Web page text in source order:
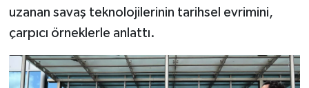
uzanan savaş teknolojilerinin tarihsel evrimini,
çarpıcı örneklerle anlattı.